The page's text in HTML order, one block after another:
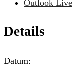
Outlook Live
Details
Datum: